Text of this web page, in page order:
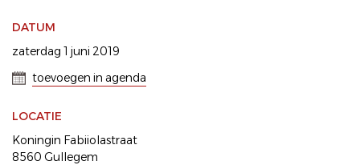
DATUM
zaterdag 1 juni 2019
toevoegen in agenda
LOCATIE
Koningin Fabiiolastraat
8560 Gullegem